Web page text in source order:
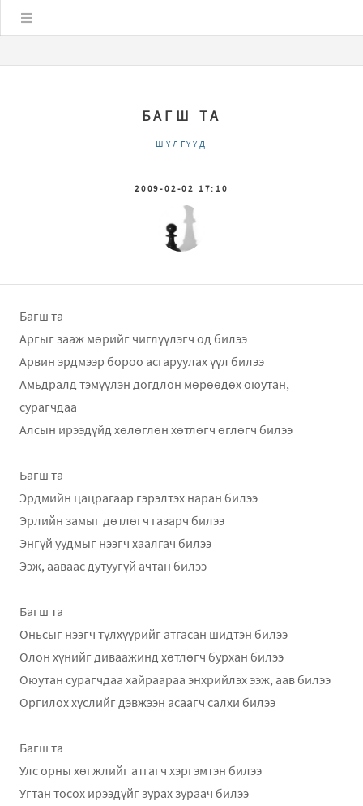
БАГШ ТА
ШҮЛГҮҮД
2009-02-02 17:10
Багш та
Аргыг зааж мөрийг чиглүүлэгч од билээ
Арвин эрдмээр бороо асгаруулах үүл билээ
Амьдралд тэмүүлэн догдлон мөрөөдөх оюутан,
сурагчдаа
Алсын ирээдүйд хөлөглөн хөтлөгч өглөгч билээ
Багш та
Эрдмийн цацрагаар гэрэлтэх наран билээ
Эрлийн замыг дөтлөгч газарч билээ
Энгүй уудмыг нээгч хаалгач билээ
Ээж, ааваас дутуугүй ачтан билээ
Багш та
Оньсыг нээгч түлхүүрийг атгасан шидтэн билээ
Олон хүнийг диваажинд хөтлөгч бурхан билээ
Оюутан сурагчдаа хайраараа энхрийлэх ээж, аав билээ
Оргилох хүслийг дэвжээн асаагч салхи билээ
Багш та
Улс орны хөгжлийг атгагч хэргэмтэн билээ
Угтан тосох ирээдүйг зурах зураач билээ